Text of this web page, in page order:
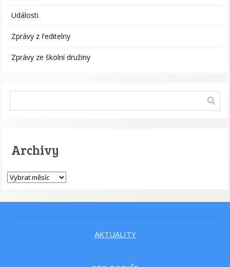
Události
Zprávy z ředitelny
Zprávy ze školní družiny
Archivy
AKTUALITY